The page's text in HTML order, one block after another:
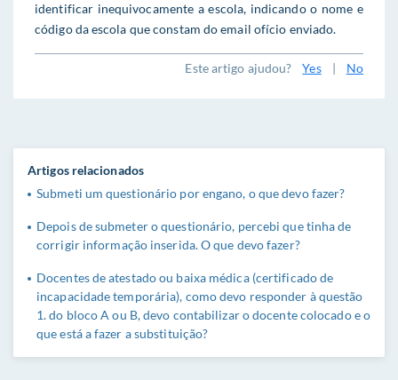
identificar inequivocamente a escola, indicando o nome e
código da escola que constam do email ofício enviado.
Este artigo ajudou? Yes | No
Artigos relacionados
Submeti um questionário por engano, o que devo fazer?
Depois de submeter o questionário, percebi que tinha de
corrigir informação inserida. O que devo fazer?
Docentes de atestado ou baixa médica (certificado de
incapacidade temporária), como devo responder à questão
1. do bloco A ou B, devo contabilizar o docente colocado e o
que está a fazer a substituição?